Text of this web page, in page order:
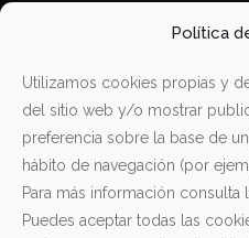
Política
Utilizamos cookies propias y
del sitio web y/o mostrar
preferencia sobre la base de
hábito de navegación (por
Para más información consulta
Puedes aceptar todas las
365 días al año
info@toledolockers.com
+34 619 645 056
DÓNDE